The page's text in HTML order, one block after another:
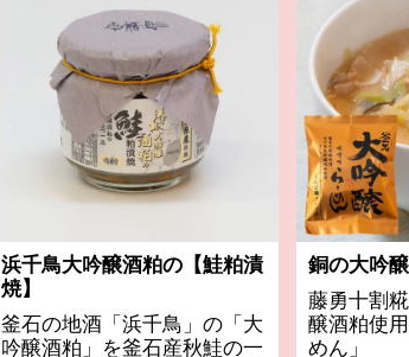
浜千鳥大吟醸酒粕の【鮭粕漬
焼】
釜石の地酒「浜千鳥」の「大
吟醸酒粕」を釜石産秋鮭の一
銅の大吟
藤勇十割
醸酒粕使
めん」